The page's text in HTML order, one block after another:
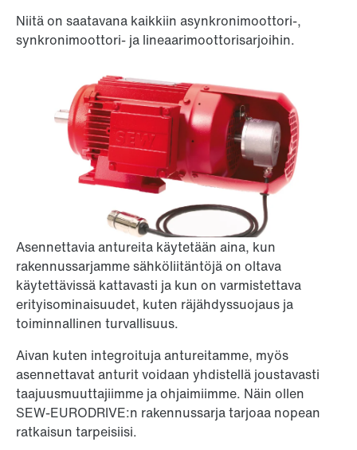
Niitä on saatavana kaikkiin asynkronimoottori-,
synkronimoottori- ja lineaarimoottorisarjoihin.
Asennettavia antureita käytetään aina, kun
rakennussarjamme sähköliitäntöjä on oltava
käytettävissä kattavasti ja kun on varmistettava
erityisominaisuudet, kuten räjähdyssuojaus ja
toiminnallinen turvallisuus.
Aivan kuten integroituja antureitamme, myös
asennettavat anturit voidaan yhdistellä joustavasti
taajuusmuuttajiimme ja ohjaimiimme. Näin ollen
SEW-EURODRIVE:n rakennussarja tarjoaa nopean
ratkaisun tarpeisiisi.